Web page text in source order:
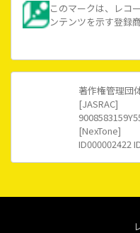
このマークは、レコ
ンテンツを示す登録
著作権管理団
[JASRAC]
[NexTone]
ID000002422